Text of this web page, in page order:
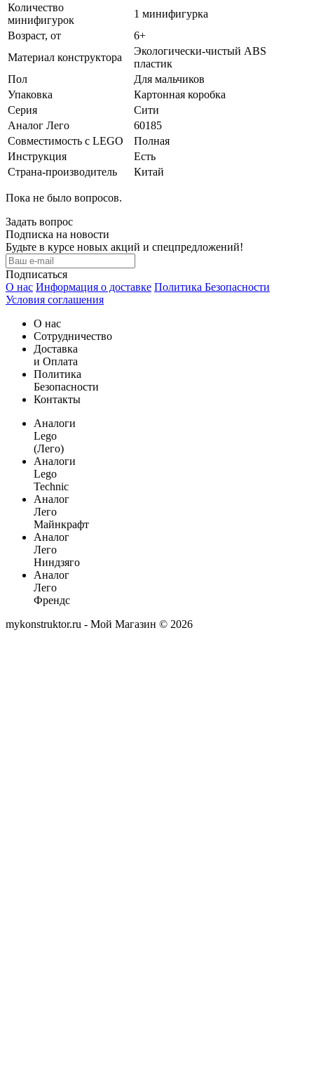
Количество
минифигурок
1 минифигурка
Возраст, от
6+
Материал конструктора
Экологически-чистый ABS
пластик
Пол
Для мальчиков
Упаковка
Картонная коробка
Серия
Сити
Аналог Лего
60185
Совместимость с LEGO
Полная
Инструкция
Есть
Страна-производитель
Китай
Пока не было вопросов.
Задать вопрос
Подписка на новости
Будьте в курсе новых акций и спецпредложений!
Подписаться
О нас Информация о доставке Политика Безопасности
Условия соглашения
О нас
Сотрудничество
Доставка
и Оплата
Политика
Безопасности
Контакты
Аналоги
Lego
(Лего)
Аналоги
Lego
Technic
Аналог
Лего
Майнкрафт
Аналог
Лего
Ниндзяго
Аналог
Лего
Френдс
mykonstruktor.ru - Мой Магазин © 2026